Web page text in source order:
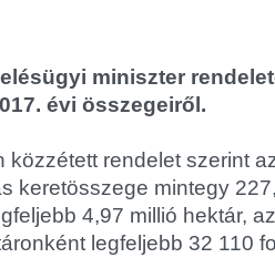
miniszter
évi összegeiről.
közzétett rendelet szerint
keretösszege mintegy
4,97 millió hektár,
legfeljebb 32 110